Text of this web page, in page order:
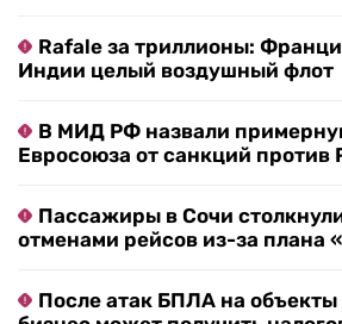
Rafale за триллионы:
Индии целый воздушный флот
В МИД РФ назвали
Евросоюза от санкций против
Пассажиры в Сочи
отменами рейсов из-за плана
После атак БПЛА на